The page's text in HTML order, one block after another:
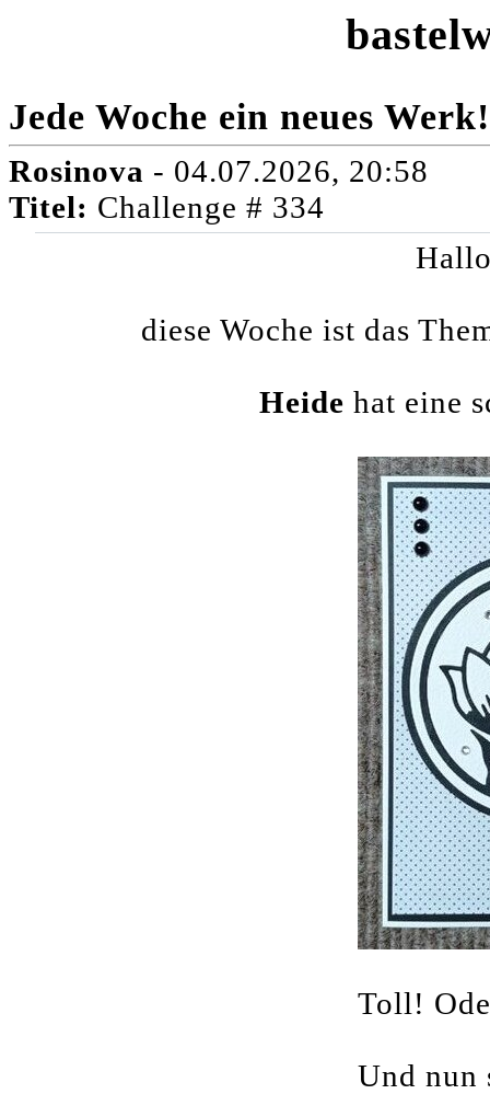
Jede Woche ein neues
Rosinova - 04.07.2026, 20:58
Titel: Challenge # 334
diese Woche ist das
Heide hat eine
Toll!
Und nun